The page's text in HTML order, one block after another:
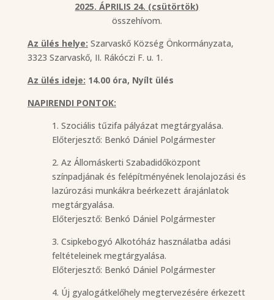
2025. ÁPRILIS 24. (csütörtök)
összehívom.
Az ülés helye: Szarvaskő Község Önkormányzata,
3323 Szarvaskő, II. Rákóczi F. u. 1.
Az ülés ideje: 14.00 óra, Nyílt ülés
NAPIRENDI PONTOK:
1. Szociális tűzifa pályázat megtárgyalása.
Előterjesztő: Benkó Dániel Polgármester
2. Az Állomáskerti Szabadidőközpont
színpadjának és felépítményének lenolajozási és
lazúrozási munkákra beérkezett árajánlatok
megtárgyalása.
Előterjesztő: Benkó Dániel Polgármester
3. Csipkebogyó Alkotóház használatba adási
feltételeinek megtárgyalása.
Előterjesztő: Benkó Dániel Polgármester
4. Új gyalogátkelőhely megtervezésére érkezett